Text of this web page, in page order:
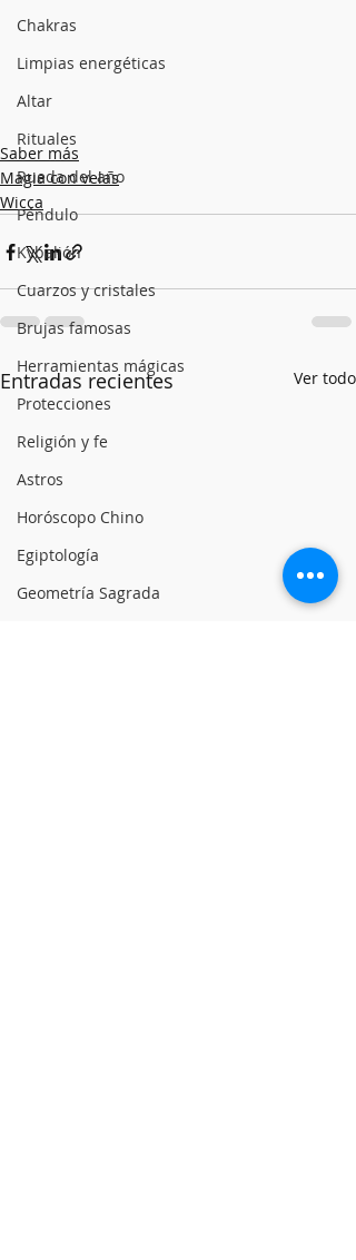
Chakras
Limpias energéticas
Altar
Rituales
Rueda del año
Péndulo
Kybalión
Cuarzos y cristales
Brujas famosas
Herramientas mágicas
Protecciones
Religión y fe
Astros
Horóscopo Chino
Egiptología
Geometría Sagrada
Saber más
Magia con velas
Wicca
Entradas recientes Ver todo